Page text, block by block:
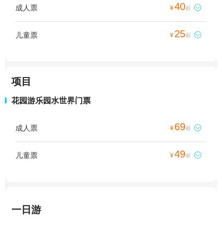
成人票 ¥40起 
儿童票 ¥ 25起 
项目
花园游乐园水世界门票
成人票 ¥ 69起 
儿童票 ¥49起 
一日游